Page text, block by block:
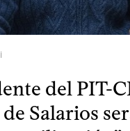
del PIT-
Salarios